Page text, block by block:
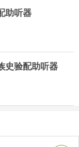
助听器
史验配助听器